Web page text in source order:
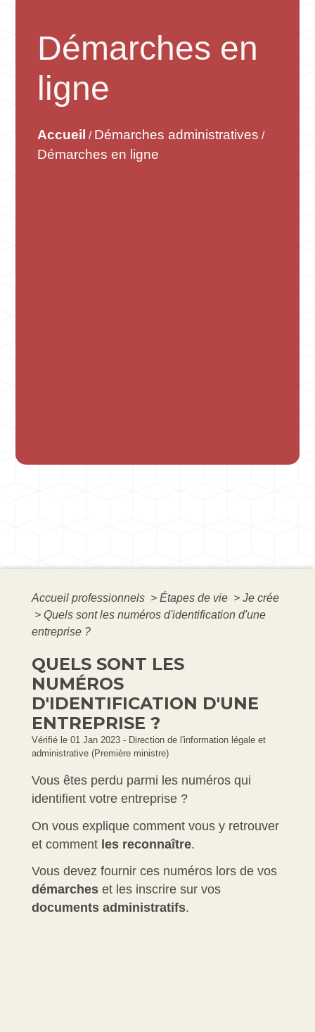
Démarches en
ligne
Accueil / Démarches administratives /
Démarches en ligne
Accueil professionnels > Étapes de vie > Je crée
> Quels sont les numéros d'identification d'une
entreprise ?
QUELS SONT LES
NUMÉROS
D'IDENTIFICATION D'UNE
ENTREPRISE ?
Vérifié le 01 Jan 2023 - Direction de l'information légale et
administrative (Première ministre)
Vous êtes perdu parmi les numéros qui
identifient votre entreprise ?
On vous explique comment vous y retrouver
et comment les reconnaître.
Vous devez fournir ces numéros lors de vos
démarches et les inscrire sur vos
documents administratifs.